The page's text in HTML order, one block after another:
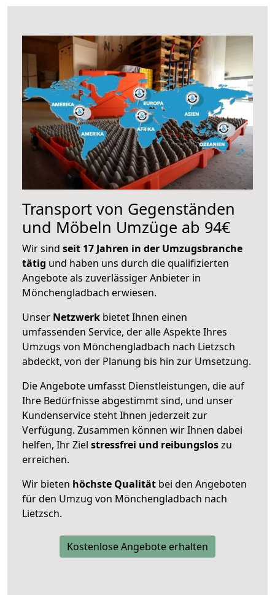
Transport von Gegenständen
und Möbeln Umzüge ab 94€
Wir sind seit 17 Jahren in der Umzugsbranche
tätig und haben uns durch die qualifizierten
Angebote als zuverlässiger Anbieter in
Mönchengladbach erwiesen.
Unser Netzwerk bietet Ihnen einen
umfassenden Service, der alle Aspekte Ihres
Umzugs von Mönchengladbach nach Lietzsch
abdeckt, von der Planung bis hin zur Umsetzung.
Die Angebote umfasst Dienstleistungen, die auf
Ihre Bedürfnisse abgestimmt sind, und unser
Kundenservice steht Ihnen jederzeit zur
Verfügung. Zusammen können wir Ihnen dabei
helfen, Ihr Ziel stressfrei und reibungsloszu
erreichen.
Wir bieten höchste Qualität bei den Angeboten
für den Umzug von Mönchengladbach nach
Lietzsch.
Kostenlose Angebote erhalten